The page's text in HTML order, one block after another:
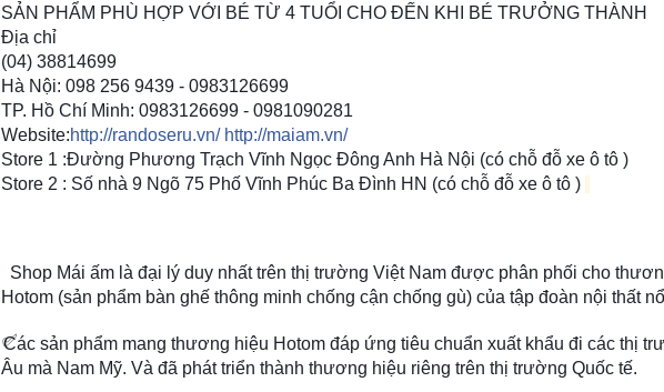
SẢN PHẨM PHÙ HỢP VỚI BÉ TỪ 4 TUỔI CHO ĐẾN KHI BÉ TRƯỞNG THÀNH
Địa chỉ
(04) 38814699
Hà Nội: 098 256 9439 - 0983126699
TP. Hồ Chí Minh: 0983126699 - 0981090281
Website:http://randoseru.vn/ http://maiam.vn/
Store 1 :Đường Phương Trạch Vĩnh Ngọc Đông Anh Hà Nội (có chỗ đỗ xe ô tô )
Store 2 : Số nhà 9 Ngõ 75 Phố Vĩnh Phúc Ba Đình HN (có chỗ đỗ xe ô tô )
Shop Mái ấm là đại lý duy nhất trên thị trường Việt Nam được phân phối cho
Hotom (sản phẩm bàn ghế thông minh chống cận chống gù) của tập đoàn nội thất
✅
Các sản phẩm mang thương hiệu Hotom đáp ứng tiêu chuẩn xuất khẩu đi các thị
Âu mà Nam Mỹ. Và đã phát triển thành thương hiệu riêng trên thị trường Quốc tế.